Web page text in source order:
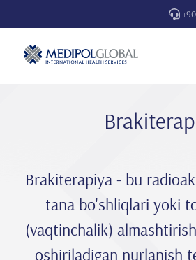
Brakiterapiya - bu
tana bo'shliqlari yoki
(vaqtinchalik)
oshiriladigan nurlanish